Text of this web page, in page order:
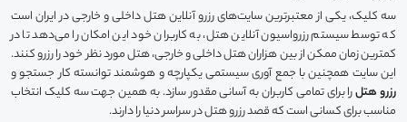
اقامت مسافران در هتل ها حائز اهمیت است. به همین دلیل
همچنین سه کلیک به شما این امکان را می‌دهد تا بتوانید از
بین بهترین هتل‌های داخلی، انتخابی مقرون به صرفه و
مناسب را داشته باشید.
سه کلیک، یکی از معتبرترین سایت‌های رزرو آنلاین هتل داخلی و خارجی در ایران است
که توسط سیستم رزرواسیون آنلاین هتل، به کاربران خود این امکان را می‌دهد تا در
کمترین زمان ممکن از بین هزاران هتل داخلی و خارجی، هتل مورد نظر خود را رزرو کنند.
این سایت همچنین با جمع آوری سیستمی یکپارچه و هوشمند توانسته کار جستجو و
رزرو هتلرا برای تمامی کاربران به آسانی مقدور سازد. به همین جهت سه کلیک انتخاب
مناسب برای کسانی است که قصد رزرو هتل در سراسر دنیا را دارند.